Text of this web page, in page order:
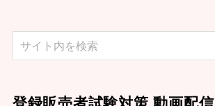
登録販売者試験対策 動画配信